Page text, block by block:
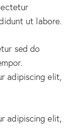
ut labore.
sed do
adipiscing elit,
adipiscing elit,